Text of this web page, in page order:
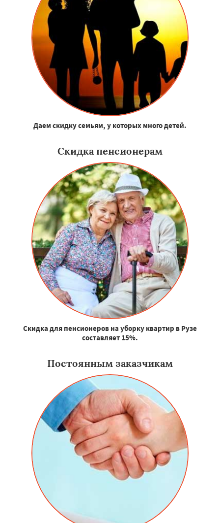
Даем скидку семьям, у которых много детей.
Скидка пенсионерам
Скидка для пенсионеров на уборку квартир в Рузе
составляет 15%.
Постоянным заказчикам